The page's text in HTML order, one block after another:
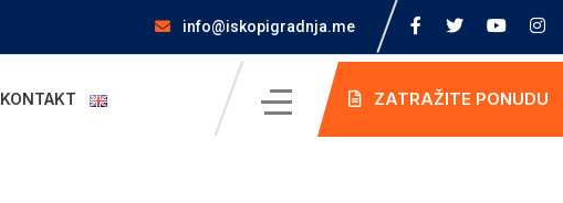
info@iskopigradnja.me
KONTAKT ZATRAŽITE PONUDU